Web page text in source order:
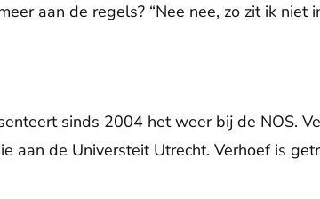
aan de regels? “Nee nee, zo zit ik niet
sinds 2004 het weer bij de NOS.
aan de Universteit Utrecht. Verhoef is